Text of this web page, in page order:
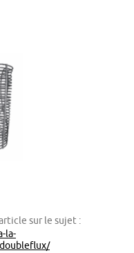
sur le sujet :
la-